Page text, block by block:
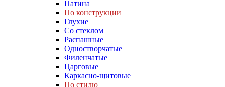
Патина
По конструкции
Глухие
Со стеклом
Распашные
Одностворчатые
Филенчатые
Царговые
Каркасно-щитовые
По стилю